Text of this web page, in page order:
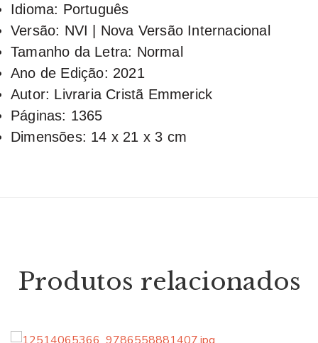
Idioma: Português
Versão: NVI | Nova Versão Internacional
Tamanho da Letra: Normal
Ano de Edição: 2021
Autor: Livraria Cristã Emmerick
Páginas: 1365
Dimensões: 14 x 21 x 3 cm
Produtos relacionados